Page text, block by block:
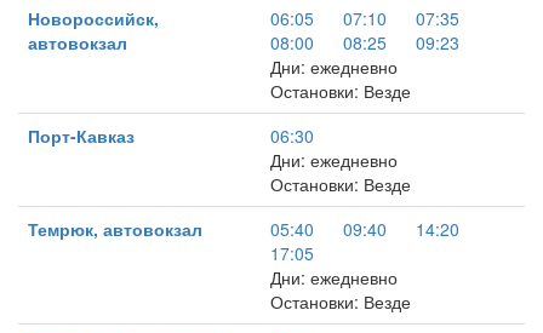
Новороссийск,
автовокзал
06:05 07:10
07:35
08:00
08:25
09:23
Дни: ежедневно
Остановки: Везде
Порт-Кавказ
06:30
Дни: ежедневно
Остановки: Везде
Темрюк, автовокзал
05:40 09:40
14:20
17:05
Дни: ежедневно
Остановки: Везде